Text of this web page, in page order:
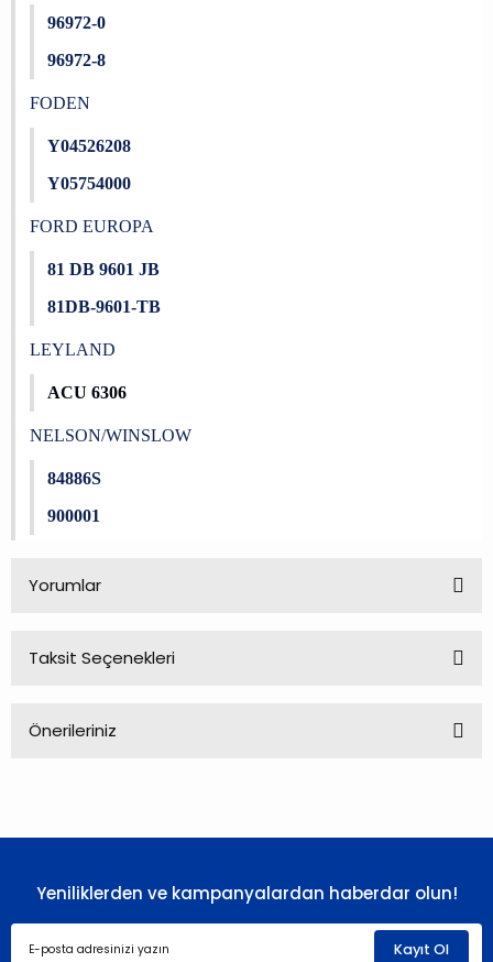
96972-0
96972-8
FODEN
Y04526208
Y05754000
FORD EUROPA
81 DB 9601 JB
81DB-9601-TB
LEYLAND
ACU 6306
NELSON/WINSLOW
84886S
900001
Yorumlar
Taksit Seçenekleri
Önerileriniz
Ürün resmi kalitesiz, bozuk veya görüntülenemiyor.
Yeniliklerden ve kampanyalardan haberdar olun!
Kayıt Ol